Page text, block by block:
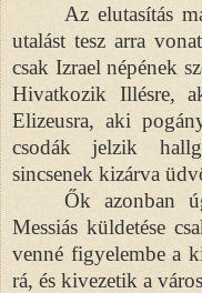
Az elutasítás
utalást tesz arra
csak Izrael népének
Hivatkozik Illésre,
Elizeusra, aki
csodák jelzik
sincsenek kizárva
Ők azonban
Messiás küldetése
venné figyelembe a
rá, és kivezetik a